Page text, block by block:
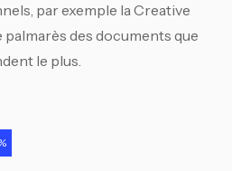
par exemple la Creative
palmarès des documents que
le plus.